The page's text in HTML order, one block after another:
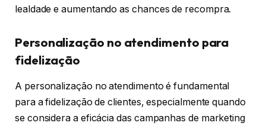
lealdade e aumentando as chances de recompra.
Personalização no atendimento para
fidelização
A personalização no atendimento é fundamental
para a fidelização de clientes, especialmente quando
se considera a eficácia das campanhas de marketing